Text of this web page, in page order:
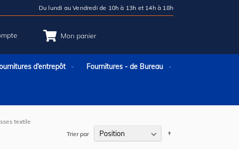
Du lundi au Vendredi de 10h à 13h et 14h à 18h
Mon panier
d’entrepôt Fournitures - de Bureau
textile
Trier par